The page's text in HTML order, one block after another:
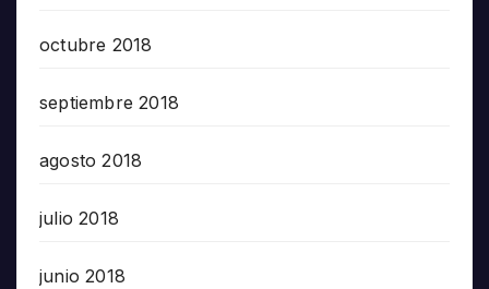
octubre 2018
septiembre 2018
agosto 2018
julio 2018
junio 2018